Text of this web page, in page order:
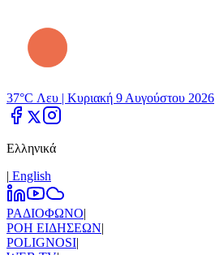
37°C Λευ | Κυριακή 9 Αυγούστου 2026
Ελληνικά
| Εnglish
ΡΑΔΙΟΦΩΝΟ|
ΡΟΗ ΕΙΔΗΣΕΩΝ|
POLIGNOSI|